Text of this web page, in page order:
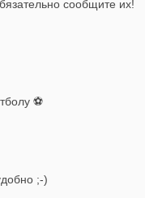
сообщите их!
⚽
;-)